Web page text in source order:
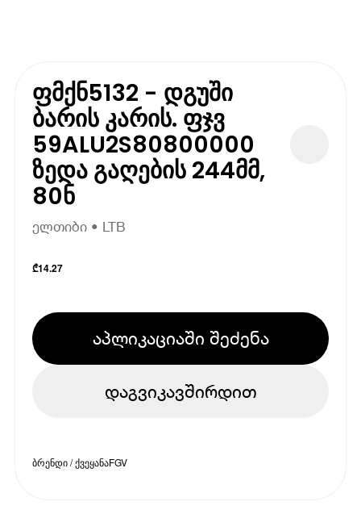
ფმქნ5132 - დგუში
ბარის კარის. ფჯვ
59ALU2S80800000
ზედა გაღების 244მმ,
80ნ
ელთიბი • LTB
₾14.27
აპლიკაციაში შეძენა
დაგვიკავშირდით
ბრენდი / ქვეყანაFGV